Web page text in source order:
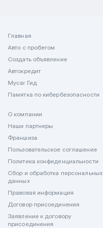
Главная
Авто с пробегом
Создать объявление
Автокредит
Mycar Гид
Памятка по кибербезопасности
О компании
Наши партнеры
Франшиза
Пользовательское соглашение
Политика конфиденциальности
Сбор и обработка персональных
данных
Правовая информация
Договор присоединения
Заявление к договору
присоединения